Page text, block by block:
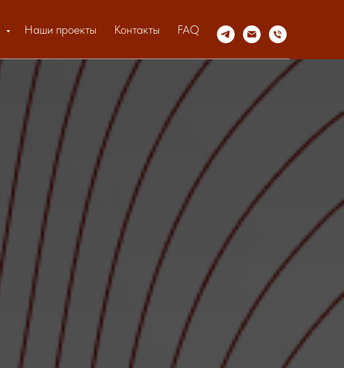
Наши проекты Контакты FAQ